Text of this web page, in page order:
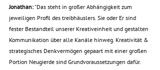
Jonathan: "Das steht in großer Abhängigkeit zum
jeweiligen Profil des treibhäuslers. Sie oder Er sind
fester Bestandteil unserer Kreativeinheit und gestalten
Kommunikation über alle Kanäle hinweg. Kreativität &
strategisches Denkvermögen gepaart mit einer großen
Portion Neugierde sind Grundvoraussetzungen dafür.